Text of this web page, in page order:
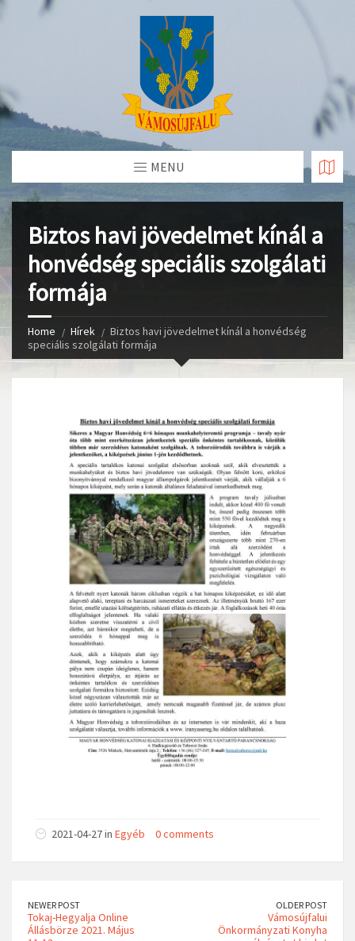
Skip
MENU
Biztos havi jövedelmet kínál a
honvédség speciális szolgálati
formája
Home Hírek
Biztos havi jövedelmet kínál a honvédség
speciális szolgálati formája
2021-04-27 in Egyéb 0 comments
NEWER POST
Tokaj-Hegyalja Online
Állásbörze 2021. Május
OLDER POST
Vámosújfalui
Önkormányzati Konyha